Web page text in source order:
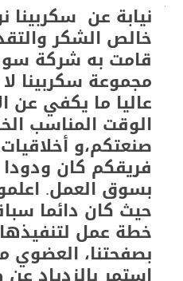
نيابة عن
خالص الشكر
قامت به شركة
مجموعة سكربينا
عاليا ما يكفي عن
الوقت المناسب
صنعتكم،و
فريقكم كان ودودا
بسوق العمل.
حيث كان دائما
خطة عمل
بصفحتنا، العضوي